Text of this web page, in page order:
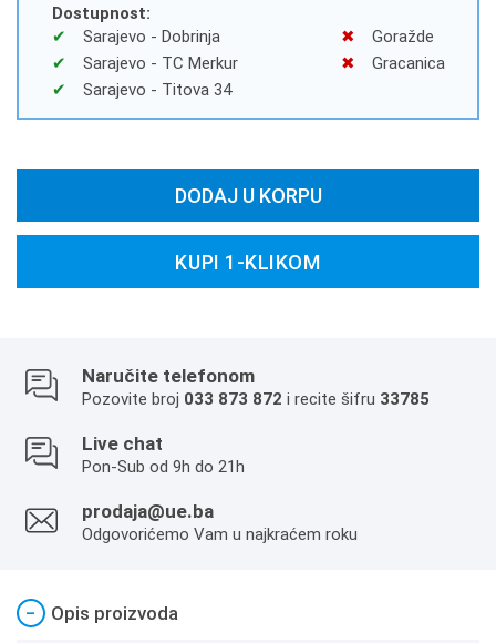
Dostupnost:
Sarajevo - Dobrinja
Sarajevo - TC Merkur
Sarajevo - Titova 34
Goražde
Gracanica
DODAJ U KORPU
KUPI 1-KLIKOM
Naručite telefonom
Pozovite broj 033 873 872 i recite šifru 33785
Live chat
Pon-Sub od 9h do 21h
prodaja@ue.ba
Odgovorićemo Vam u najkraćem roku
− Opis proizvoda